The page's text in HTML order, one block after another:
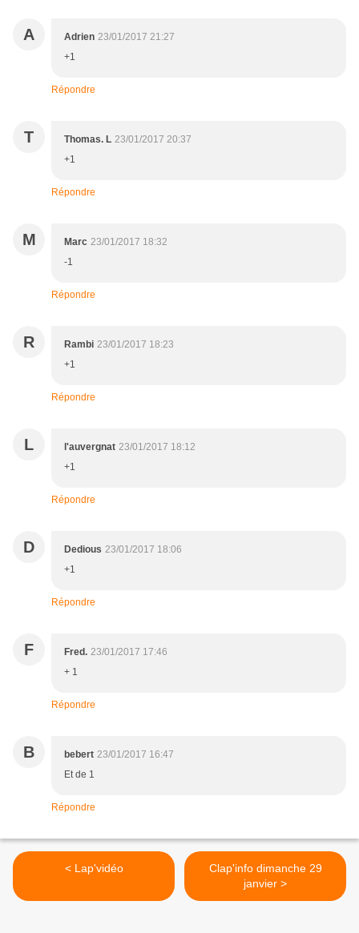
A Adrien 23/01/2017 21:27
+1
Répondre
T Thomas. L 23/01/2017 20:37
+1
Répondre
M Marc 23/01/2017 18:32
-1
Répondre
R Rambi 23/01/2017 18:23
+1
Répondre
L l'auvergnat 23/01/2017 18:12
+1
Répondre
D Dedious 23/01/2017 18:06
+1
Répondre
F Fred. 23/01/2017 17:46
+ 1
Répondre
B bebert 23/01/2017 16:47
Et de 1
Répondre
< Lap'vidéo
Clap'info dimanche 29
janvier >